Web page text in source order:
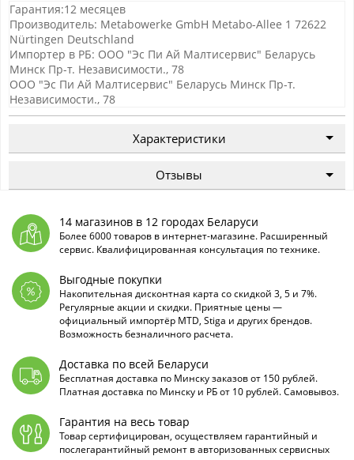
Гарантия:12 месяцев
Производитель: Metabowerke GmbH Metabo-Allee 1 72622
Nürtingen Deutschland
Импортер в РБ: ООО "Эс Пи Ай Малтисервис" Беларусь
Минск Пр-т. Независимости., 78
ООО "Эс Пи Ай Малтисервис" Беларусь Минск Пр-т.
Независимости., 78
Характеристики
Отзывы
14 магазинов в 12 городах Беларуси
Более 6000 товаров в интернет-магазине. Расширенный
сервис. Квалифицированная консультация по технике.
Выгодные покупки
Накопительная дисконтная карта со скидкой 3, 5 и 7%.
Регулярные акции и скидки. Приятные цены —
официальный импортёр MTD, Stiga и других брендов.
Возможность безналичного расчета.
Доставка по всей Беларуси
Бесплатная доставка по Минску заказов от 150 рублей.
Платная доставка по Минску и РБ от 10 рублей. Самовывоз.
Гарантия на весь товар
Товар сертифицирован, осуществляем гарантийный и
послегарантийный ремонт в авторизованных сервисных